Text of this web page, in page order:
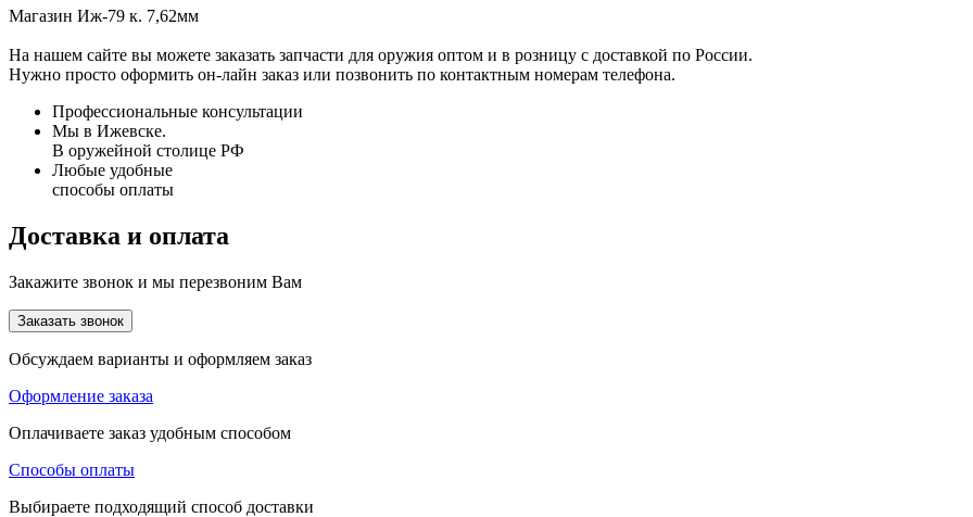
Магазин Иж-79 к. 7,62мм
На нашем сайте вы можете заказать запчасти для оружия оптом и в розницу с доставкой по России.
Нужно просто оформить он-лайн заказ или позвонить по контактным номерам телефона.
Профессиональные консультации
Мы в Ижевске.
В оружейной столице РФ
Любые удобные
способы оплаты
Доставка и оплата
Закажите звонок и мы перезвоним Вам
Заказать звонок
Обсуждаем варианты и оформляем заказ
Оформление заказа
Оплачиваете заказ удобным способом
Способы оплаты
Выбираете подходящий способ доставки